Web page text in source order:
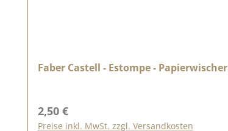
Faber Castell - Estompe - Papierwischer
Regulärer Preis:
2,50 €
Preise inkl. MwSt. zzgl. Versandkosten